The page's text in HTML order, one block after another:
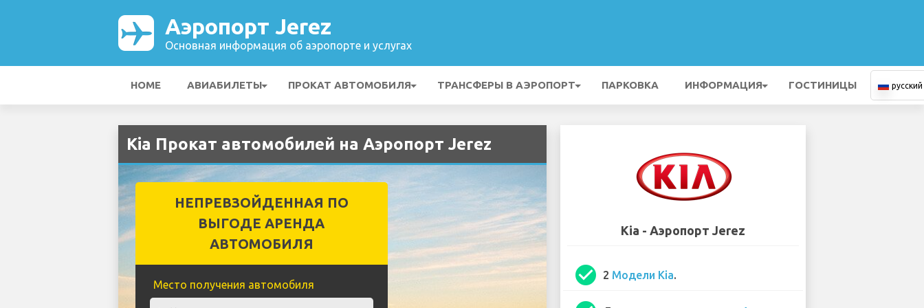
Аэропорт Jerez
Основная информация об аэропорте и услугах
HOME АВИАБИЛЕТЫ ПРОКАТ АВТОМОБИЛЯ ТРАНСФЕРЫ В АЭРОПОРТ ПАРКОВКА ИНФОРМАЦИЯ ГОСТИНИЦЫ русский
Kia Прокат автомобилей на Аэропорт Jerez
НЕПРЕВЗОЙДЕННАЯ ПО
ВЫГОДЕ АРЕНДА
АВТОМОБИЛЯ
Место получения автомобиля
Kia - Аэропорт Jerez
check_circle 2 Модели Kia.